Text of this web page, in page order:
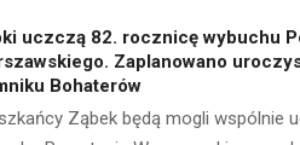
uczczą 82. rocznicę wybuchu
Zaplanowano
Bohaterów
Ząbek będą mogli wspólnie